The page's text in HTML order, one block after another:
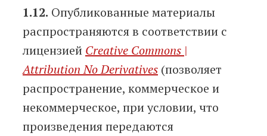
1.12. Опубликованные материалы
распространяются в соответствии с
лицензией Creative Commons |
Attribution No Derivatives (позволяет
распространение, коммерческое и
некоммерческое, при условии, что
произведения передаются